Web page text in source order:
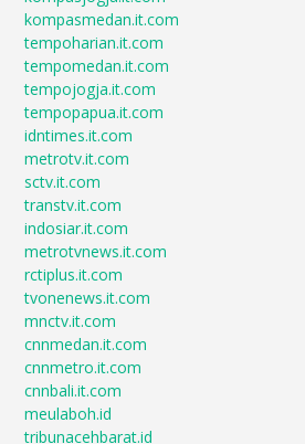
kompasmedan.it.com
tempoharian.it.com
tempomedan.it.com
tempojogja.it.com
tempopapua.it.com
idntimes.it.com
metrotv.it.com
sctv.it.com
transtv.it.com
indosiar.it.com
metrotvnews.it.com
rctiplus.it.com
tvonenews.it.com
mnctv.it.com
cnnmedan.it.com
cnnmetro.it.com
cnnbali.it.com
meulaboh.id
tribunacehbarat.id